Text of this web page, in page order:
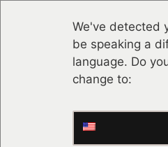
We've detected
be speaking a
language. Do
change to: